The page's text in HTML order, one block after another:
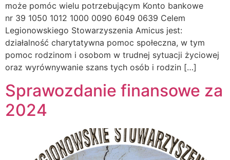
może pomóc wielu potrzebującym Konto bankowe
nr 39 1050 1012 1000 0090 6049 0639 Celem
Legionowskiego Stowarzyszenia Amicus jest:
działalność charytatywna pomoc społeczna, w tym
pomoc rodzinom i osobom w trudnej sytuacji życiowej
oraz wyrównywanie szans tych osób i rodzin […]
Sprawozdanie finansowe za
2024